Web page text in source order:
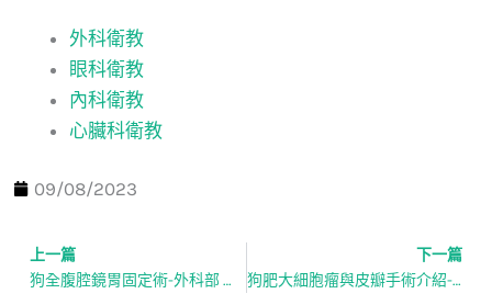
外科衛教
眼科衛教
內科衛教
心臟科衛教
09/08/2023
上一頁
上一篇
狗全腹腔鏡胃固定術-外科部 蔡佩倫 獸醫師
下一篇
狗肥大細胞瘤與皮瓣手術介紹-外科部 鄒天思 獸醫師 / 腫瘤科 林冠吟 獸醫師